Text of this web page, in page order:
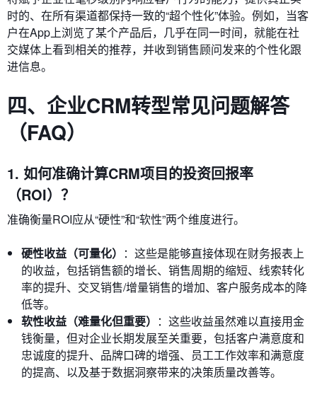
时的、在所有渠道都保持一致的“超个性化”体验。例如，当客
户在App上浏览了某个产品后，几乎在同一时间，就能在社
交媒体上看到相关的推荐，并收到销售顾问发来的个性化跟
进信息。
四、企业CRM转型常见问题解答
（FAQ）
1. 如何准确计算CRM项目的投资回报率
（ROI）？
准确衡量ROI应从“硬性”和“软性”两个维度进行。
硬性收益（可量化） ：这些是能够直接体现在财务报表上
的收益，包括销售额的增长、销售周期的缩短、线索转化
率的提升、交叉销售/增量销售的增加、客户服务成本的降
低等。
软性收益（难量化但重要） ：这些收益虽然难以直接用金
钱衡量，但对企业长期发展至关重要，包括客户满意度和
忠诚度的提升、品牌口碑的增强、员工工作效率和满意度
的提高、以及基于数据洞察带来的决策质量改善等。